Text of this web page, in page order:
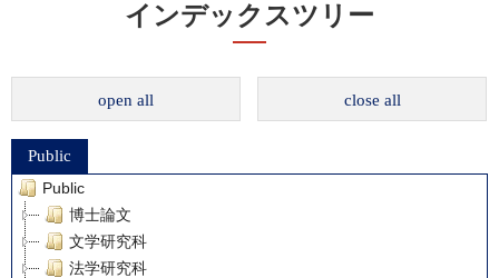
インデックスツリー
open all close all
Public
Public
博士論文
文学研究科
法学研究科